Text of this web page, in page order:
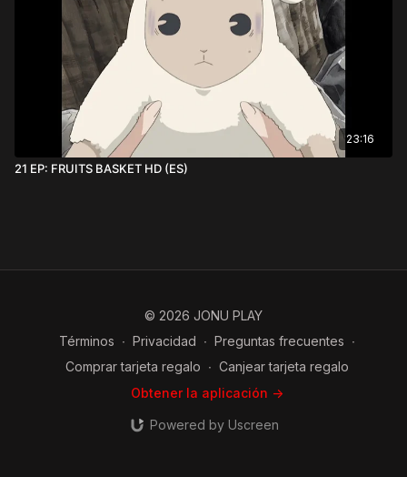
23:16
21 EP: FRUITS BASKET HD (ES)
© 2026 JONU PLAY
Términos ∙ Privacidad ∙ Preguntas frecuentes ∙
Comprar tarjeta regalo ∙ Canjear tarjeta regalo
Obtener la aplicación ->
Powered by Uscreen